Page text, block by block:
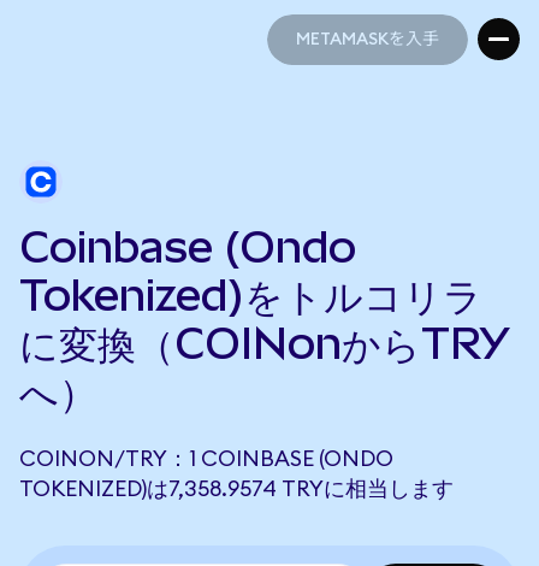
METAMASKを入手
Coinbase (Ondo
Tokenized)をトルコリラ
に変換（COINonからTRY
へ）
COINON/TRY：1 COINBASE (ONDO
TOKENIZED)は7,358.9574 TRYに相当します